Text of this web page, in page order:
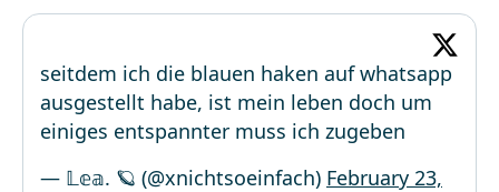
seitdem ich die blauen haken auf whatsapp
ausgestellt habe, ist mein leben doch um
einiges entspannter muss ich zugeben
— 𝕃𝕖𝕒. 🪐 (@xnichtsoeinfach) February 23,